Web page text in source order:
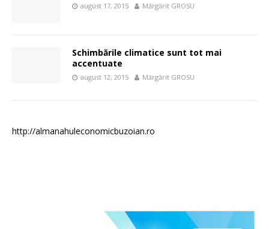
august 17, 2015 Mărgărit GROSU
Schimbările climatice sunt tot mai
accentuate
august 12, 2015 Mărgărit GROSU
http://almanahuleconomicbuzoian.ro